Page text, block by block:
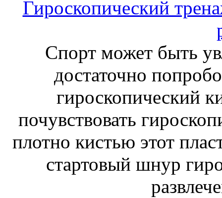
Гироскопический
Спорт может быть
достаточно
гироскопический
почувствовать
плотно кистью этот
стартовый шнур